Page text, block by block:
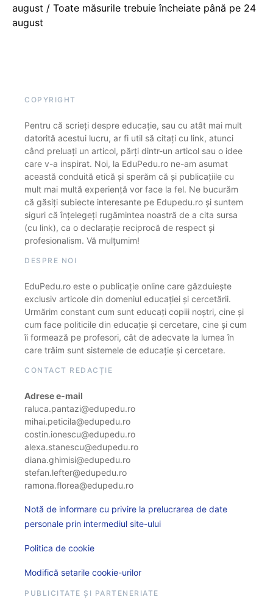
august / Toate măsurile trebuie încheiate până pe 24
august
COPYRIGHT
Pentru că scrieți despre educație, sau cu atât mai mult
datorită acestui lucru, ar fi util să citați cu link, atunci
când preluați un articol, părți dintr-un articol sau o idee
care v-a inspirat. Noi, la EduPedu.ro ne-am asumat
această conduită etică și sperăm că și publicațiile cu
mult mai multă experiență vor face la fel. Ne bucurăm
că găsiți subiecte interesante pe Edupedu.ro și suntem
siguri că înțelegeți rugămintea noastră de a cita sursa
(cu link), ca o declarație reciprocă de respect și
profesionalism. Vă mulțumim!
DESPRE NOI
EduPedu.ro este o publicație online care găzduiește
exclusiv articole din domeniul educației și cercetării.
Urmărim constant cum sunt educați copiii noștri, cine și
cum face politicile din educație și cercetare, cine și cum
îi formează pe profesori, cât de adecvate la lumea în
care trăim sunt sistemele de educație și cercetare.
CONTACT REDACȚIE
Adrese e-mail
raluca.pantazi@edupedu.ro
mihai.peticila@edupedu.ro
costin.ionescu@edupedu.ro
alexa.stanescu@edupedu.ro
diana.ghimisi@edupedu.ro
stefan.lefter@edupedu.ro
ramona.florea@edupedu.ro
Notă de informare cu privire la prelucrarea de date
personale prin intermediul site-ului
Politica de cookie
Modifică setarile cookie-urilor
PUBLICITATE ȘI PARTENERIATE